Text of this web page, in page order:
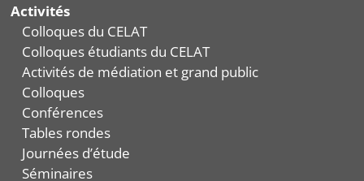
Activités
Colloques du CELAT
Colloques étudiants du CELAT
Activités de médiation et grand public
Colloques
Conférences
Tables rondes
Journées d’étude
Séminaires